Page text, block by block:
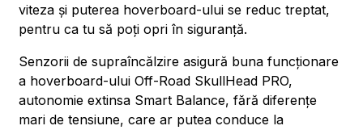
viteza și puterea hoverboard-ului se reduc treptat,
pentru ca tu să poți opri în siguranță.
Senzorii de supraîncălzire asigură buna funcționare
a hoverboard-ului Off-Road SkullHead PRO,
autonomie extinsa Smart Balance, fără diferențe
mari de tensiune, care ar putea conduce la